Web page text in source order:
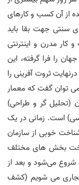
از آن کسب و کارهای
سنتی جهت بقا باید
مدرن و اینترنتی
را فرا گرفته، این
ثروت آفرینی را
توان گفت که معمار
(تحلیل ‌گر و طراحی)
است. زمانی در یک
خوبی از سازمان
بخش های مختلف
می‌شود و بعد از
می شویم (کشف